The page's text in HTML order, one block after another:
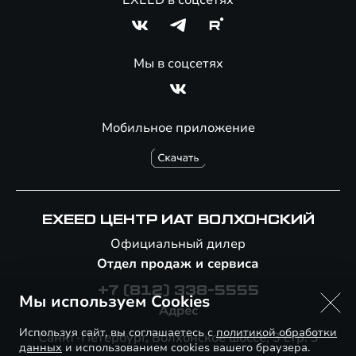
Мобильное приложение
Мы в соцсетях
EXEED ЦЕНТР ИАТ ВОЛХОНСКИЙ
Официальный дилер
Отдел продаж и сервиса
+7 (812) 338-5555
Адрес
Санкт-Петербург, Волхонское шоссе, 3 стр. 3
Мы используем Cookies
Используя сайт, вы соглашаетесь сполитикой обработки
данных и использованием cookies вашего браузера.